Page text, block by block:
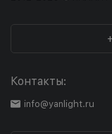
Контакты:
info@yanlight.ru